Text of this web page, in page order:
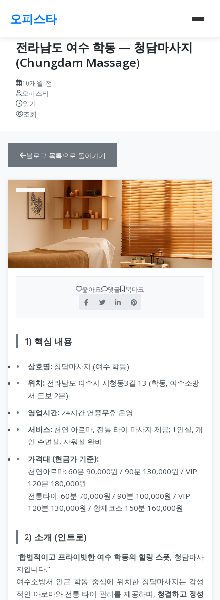
오피스타
전라남도 여수 학동 — 청담마사지
(Chungdam Massage)
10개월 전
오피스타
읽기
조회
블로그 목록으로 돌아가기
좋아요 댓글 북마크
1) 핵심 내용
상호명: 청담마사지 (여수 학동)
위치: 전라남도 여수시 시청동3길 13 (학동, 여수소방
서 도보 2분)
영업시간: 24시간 연중무휴 운영
서비스: 천연 아로마, 전통 타이 마사지 제공; 1인실, 개
인 수면실, 샤워실 완비
가격대 (현금가 기준):
천연아로마: 60분 90,000원 / 90분 130,000원 / VIP
120분 180,000원
전통타이: 60분 70,000원 / 90분 100,000원 / VIP
120분 130,000원 / 황제코스 150분 160,000원
2) 소개 (인트로)
“합법적이고 프라이빗한 여수 학동의 힐링 스폿, 청담마사
지입니다.”
여수소방서 인근 학동 중심에 위치한 청담마사지는 감성
적인 아로마와 전통 타이 관리를 제공하며, 청결하고 정성